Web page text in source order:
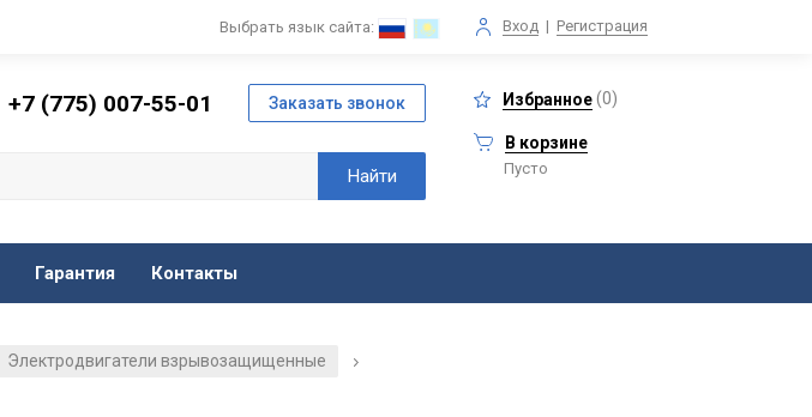
Вход | Регистрация
Выбрать язык сайта:
+7 (775) 007-55-01 Избранное(0)
В корзине
Пусто
Гарантия Контакты
Электродвигатели взрывозащищенные
/